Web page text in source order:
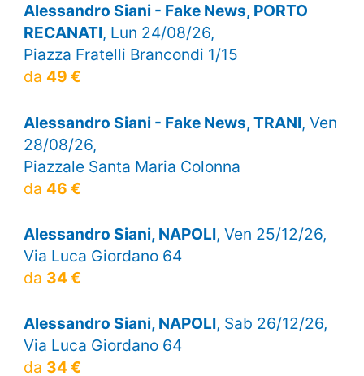
Alessandro Siani - Fake News, PORTO
RECANATI, Lun 24/08/26,
Piazza Fratelli Brancondi 1/15
da 49 €
Alessandro Siani - Fake News, TRANI, Ven
28/08/26,
Piazzale Santa Maria Colonna
da 46 €
Alessandro Siani, NAPOLI, Ven 25/12/26,
Via Luca Giordano 64
da 34 €
Alessandro Siani, NAPOLI, Sab 26/12/26,
Via Luca Giordano 64
da 34 €